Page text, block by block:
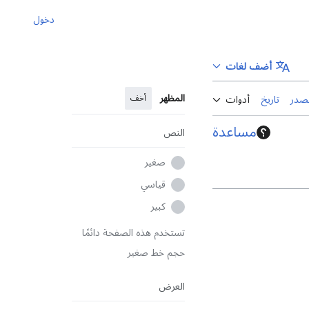
دخول
أضف لغات
تاريخ أدوات المظهر أخف
النص
صغير
قياسي
كبير
تستخدم هذه الصفحة دائمًا
حجم خط صغير
العرض
مساعدة